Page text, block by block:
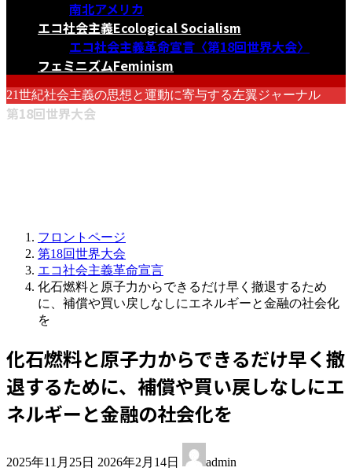
南北アメリカ
エコ社会主義Ecological Socialism
エコ社会主義革命宣言〈第18回世界大会〉
フェミニズムFeminism
21世紀社会主義の思想と運動に寄与する左翼ジャーナル
第18回世界大会
フロントページ
第18回世界大会
エコ社会主義革命宣言
化石燃料と原子力からできるだけ早く撤退するため
に、補償や買い戻しなしにエネルギーと金融の社会化
を
化石燃料と原子力からできるだけ早く撤
退するために、補償や買い戻しなしにエ
ネルギーと金融の社会化を
2025年11月25日 終
2026年2月14日 admin